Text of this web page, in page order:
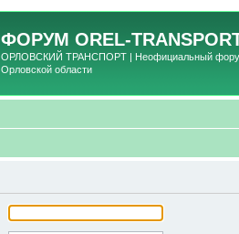
ФОРУМ OREL-
ОРЛОВСКИЙ ТРАНСПОРТ | Неофициальный форум
Орловской области